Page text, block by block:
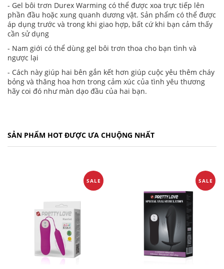
- Gel bôi trơn Durex Warming có thể được xoa trực tiếp lên
phần đầu hoặc xung quanh dương vật. Sản phẩm có thể được
áp dụng trước và trong khi giao hợp, bất cứ khi bạn cảm thấy
cần sử dụng
- Nam giới có thể dùng gel bôi trơn thoa cho bạn tình và
ngược lại
- Cách này giúp hai bên gắn kết hơn giúp cuộc yêu thêm cháy
bỏng và thăng hoa hơn trong cảm xúc của tình yêu thương
hãy coi đó như màn dạo đầu của hai bạn.
SẢN PHẨM HOT ĐƯỢC ƯA CHUỘNG NHẤT
SALE SALE